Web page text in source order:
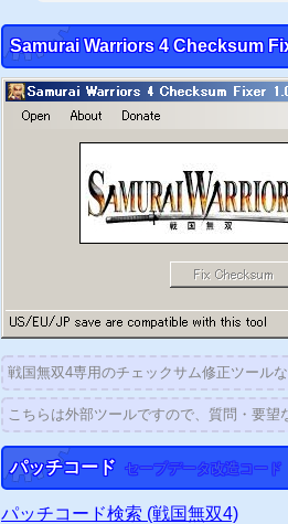
Samurai Warriors4 Checksum
戦国無双4専用のチェックサム修正ツール
こちらは外部ツールですので、質問・要
パッチコード セーブデータ改造コード
パッチコード検索 (戦国無双4)